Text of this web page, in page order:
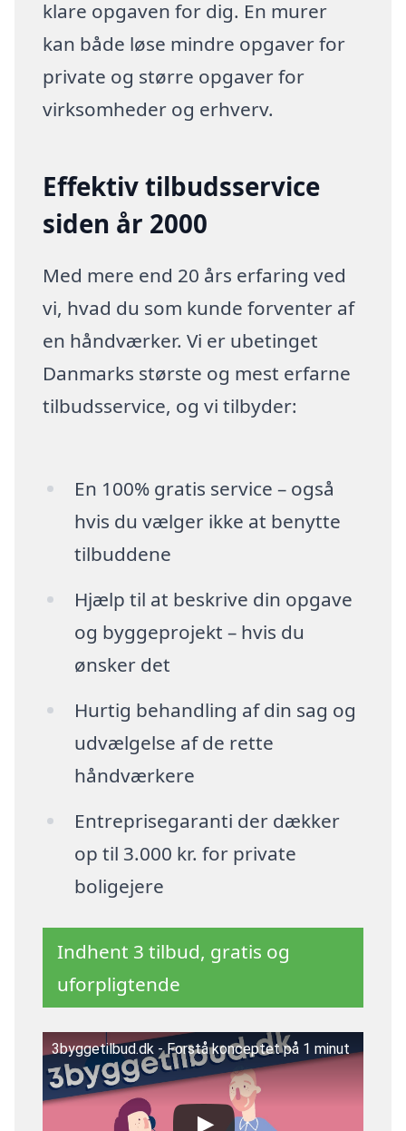
klare opgaven for dig. En murer
kan både løse mindre opgaver for
private og større opgaver for
virksomheder og erhverv.
Effektiv tilbudsservice
siden år 2000
Med mere end 20 års erfaring ved
vi, hvad du som kunde forventer af
en håndværker. Vi er ubetinget
Danmarks største og mest erfarne
tilbudsservice, og vi tilbyder:
En 100% gratis service – også
hvis du vælger ikke at benytte
tilbuddene
Hjælp til at beskrive din opgave
og byggeprojekt – hvis du
ønsker det
Hurtig behandling af din sag og
udvælgelse af de rette
håndværkere
Entreprisegaranti der dækker
op til 3.000 kr. for private
boligejere
Indhent 3 tilbud, gratis og
uforpligtende
3byggetilbud.dk - Forstå konceptet på 1 minut